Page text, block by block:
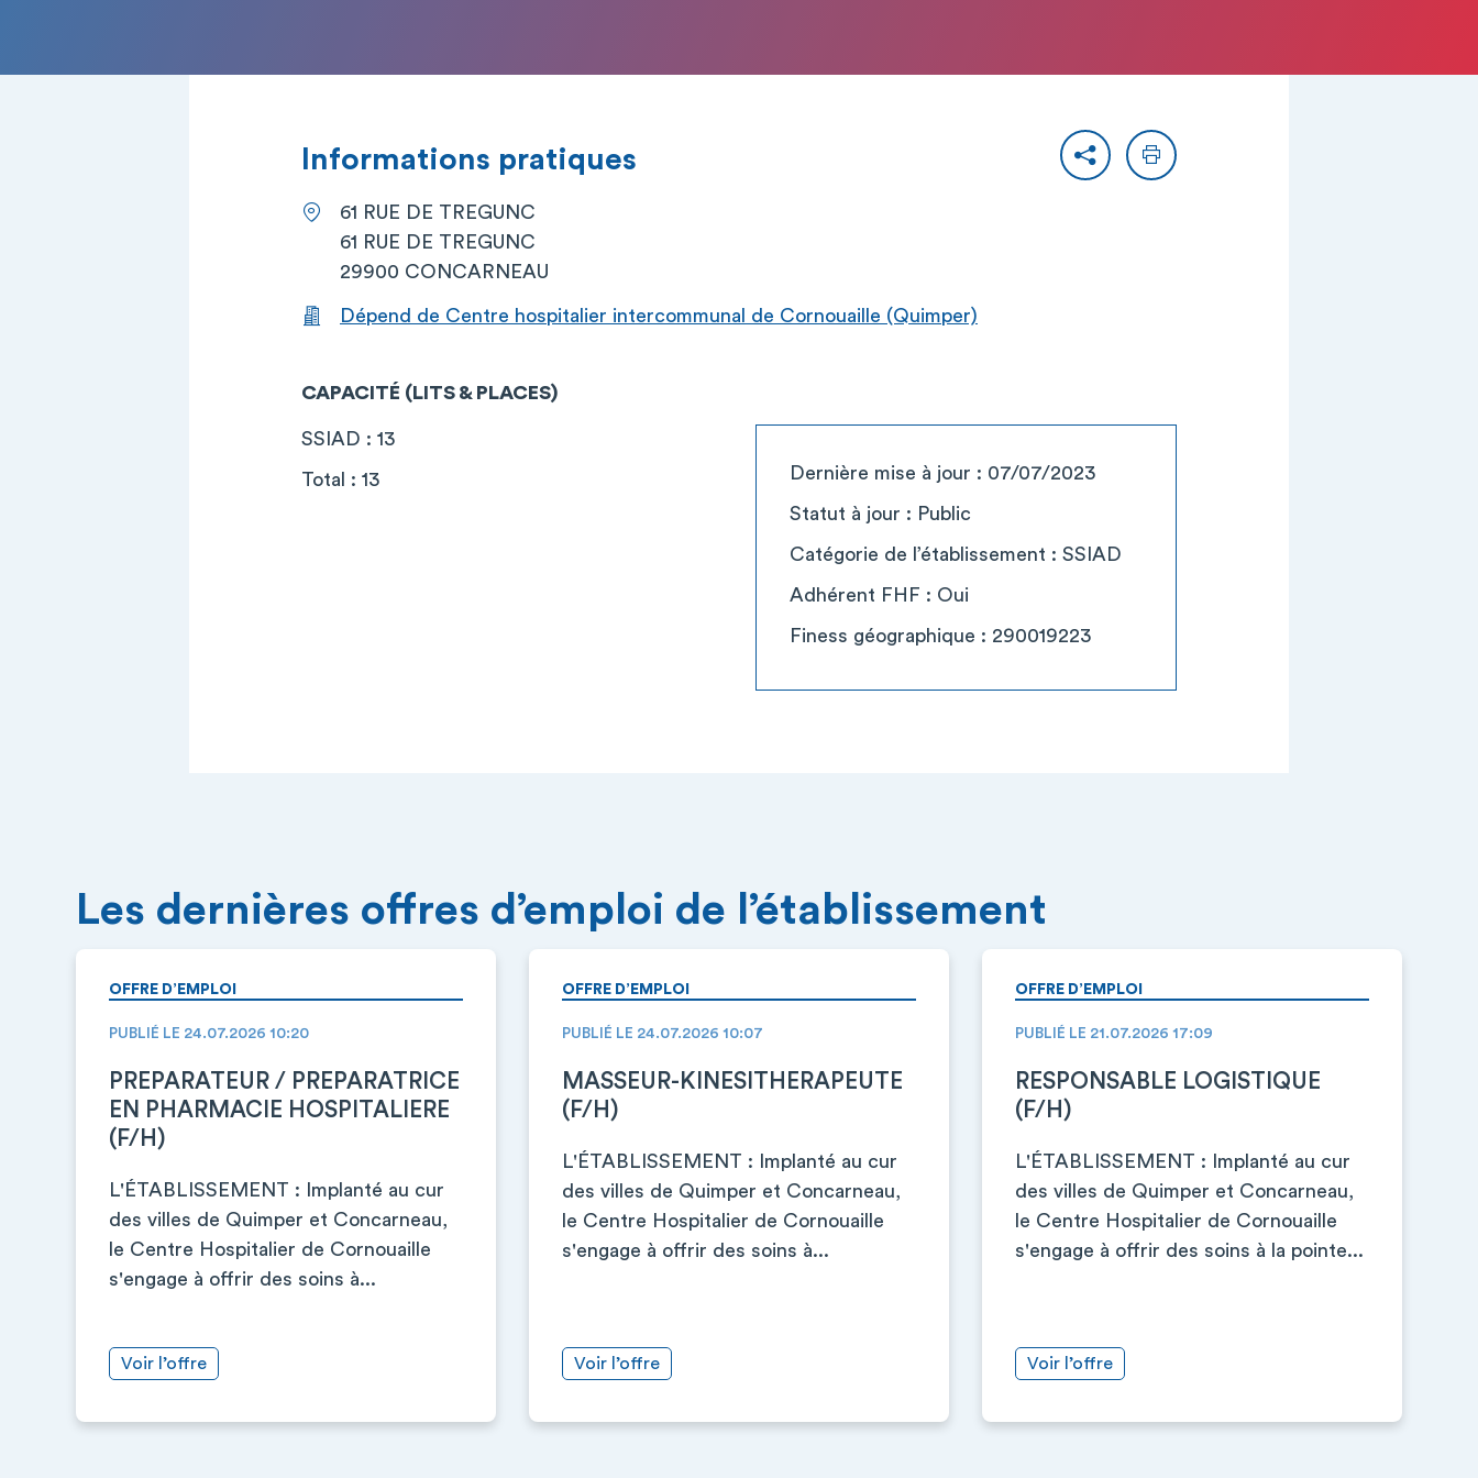
PartagerImprimer
Informations pratiques
61 RUE DE TREGUNC
61 RUE DE TREGUNC
29900 CONCARNEAU
Dépend de Centre hospitalier intercommunal de Cornouaille (Quimper)
CAPACITÉ (LITS & PLACES)
SSIAD : 13
Total : 13 Dernière mise à jour : 07/07/2023
Statut à jour : Public
Catégorie de l’établissement : SSIAD
Adhérent FHF : Oui
Finess géographique : 290019223
Les dernières offres d’emploi de l’établissement
OFFRE D’EMPLOI
PUBLIÉ LE 24.07.2026 10:20
PREPARATEUR / PREPARATRICE
EN PHARMACIE HOSPITALIERE
(F/H)
L'ÉTABLISSEMENT : Implanté au cur
des villes de Quimper et Concarneau,
le Centre Hospitalier de Cornouaille
s'engage à offrir des soins à...
Voir l’offre
OFFRE D’EMPLOI
PUBLIÉ LE 24.07.2026 10:07
MASSEUR-KINESITHERAPEUTE
(F/H)
L'ÉTABLISSEMENT : Implanté au cur
des villes de Quimper et Concarneau,
le Centre Hospitalier de Cornouaille
s'engage à offrir des soins à...
Voir l’offre
OFFRE D’EMPLOI
PUBLIÉ LE 21.07.2026 17:09
RESPONSABLE LOGISTIQUE
(F/H)
L'ÉTABLISSEMENT : Implanté au cur
des villes de Quimper et Concarneau,
le Centre Hospitalier de Cornouaille
s'engage à offrir des soins à la pointe...
Voir l’offre